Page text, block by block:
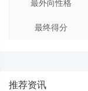
最外向性格
最终得分
推荐资讯